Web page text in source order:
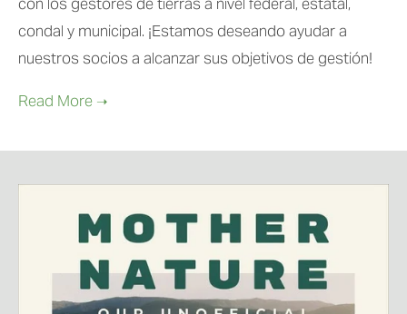
condal y municipal. ¡Estamos deseando ayudar a
nuestros socios a alcanzar sus objetivos de gestión!